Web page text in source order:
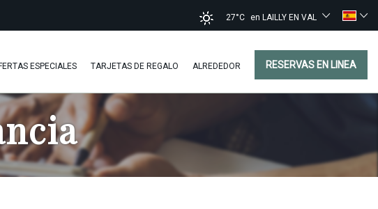
27°C en LAILLY EN VAL
ESPECIALES TARJETAS DE REGALO ALREDEDOR RESERVAS EN LINEA